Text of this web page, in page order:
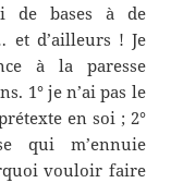
de bases à de
et d’ailleurs ! Je
à la paresse
1° je n’ai pas le
en soi ; 2°
qui m’ennuie
vouloir faire